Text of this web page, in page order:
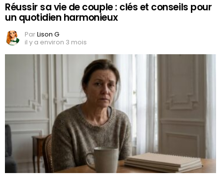
Réussir sa vie de couple : clés et conseils pour
un quotidien harmonieux
ParLison G
il y a environ 3 mois